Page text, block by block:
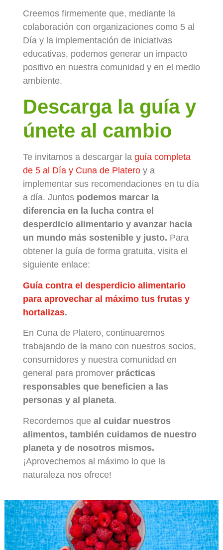
Creemos firmemente que, mediante la
colaboración con organizaciones como 5 al
Día y la implementación de iniciativas
educativas, podemos generar un impacto
positivo en nuestra comunidad y en el medio
ambiente.
Descarga la guía y
únete al cambio
Te invitamos a descargar la guía completa
de 5 al Día y Cuna de Plateroy a
implementar sus recomendaciones en tu día
a día. Juntos podemos marcar la
diferencia en la lucha contra el
desperdicio alimentario y avanzar hacia
un mundo más sostenible y justo. Para
obtener la guía de forma gratuita, visita el
siguiente enlace:
Guía contra el desperdicio alimentario
para aprovechar al máximo tus frutas y
hortalizas.
En Cuna de Platero, continuaremos
trabajando de la mano con nuestros socios,
consumidores y nuestra comunidad en
general para promover prácticas
responsables que beneficien a las
personas y al planeta.
Recordemos que al cuidar nuestros
alimentos, también cuidamos de nuestro
planeta y de nosotros mismos.
¡Aprovechemos al máximo lo que la
naturaleza nos ofrece!